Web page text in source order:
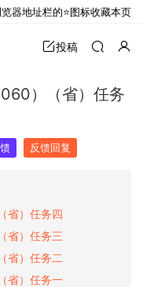
投稿
）（省）任务
反馈回复
省）任务四
省）任务三
省）任务二
省）任务一
器地址栏的⭐图标收藏本页